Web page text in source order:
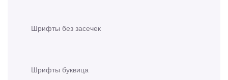
Шрифты без засечек
Шрифты буквица